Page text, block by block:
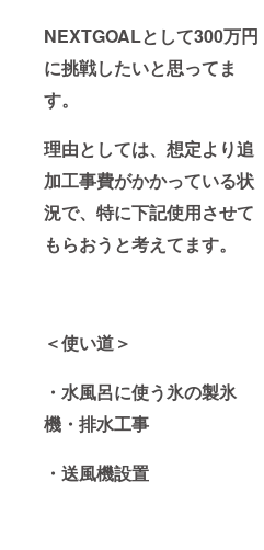
NEXTGOALとして300万円
に挑戦したいと思ってま
す。
理由としては、想定より追
加工事費がかかっている状
況で、特に下記使用させて
もらおうと考えてます。
＜使い道＞
・水風呂に使う氷の製氷
機・排水工事
・送風機設置